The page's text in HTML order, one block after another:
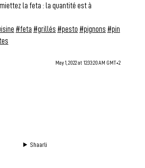
la feta : la quantité est à
#feta #grillés #pesto #pignons #pin
May 1, 2022 at 12:33:20 AM GMT+2
Shaarli